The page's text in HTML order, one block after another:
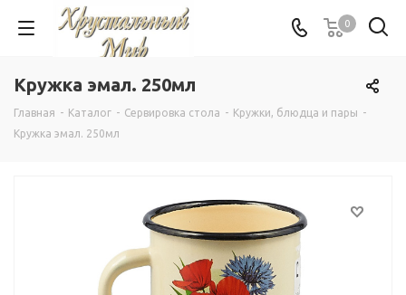
0
Кружка эмал. 250мл
Главная - Каталог - Сервировка стола - Кружки, блюдца и пары -
Кружка эмал. 250мл